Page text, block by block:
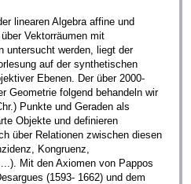
linearen Algebra affine und
Vektorräumen mit
untersucht werden, liegt der
auf der synthetischen
Ebenen. Der über 2000-
Geometrie folgend behandeln wir
Punkte und Geraden als
Objekte und definieren
über Relationen zwischen diesen
Kongruenz,
Mit den Axiomen von Pappos
(1593- 1662) und dem